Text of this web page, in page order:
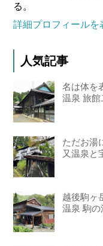
る。
詳細プロフィールを
人気記事
名は体を
温泉 旅館
ただお湯
又温泉と
越後駒ヶ
温泉 駒の